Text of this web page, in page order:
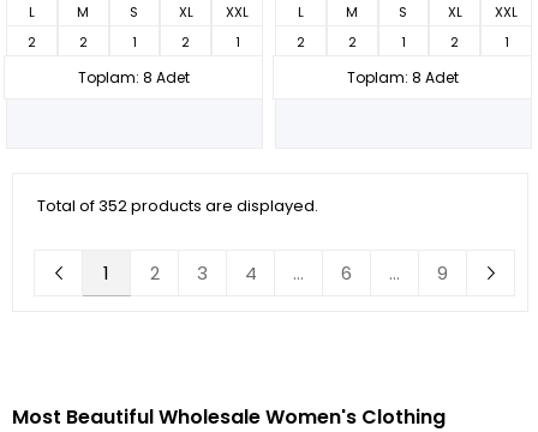
L M S XL
XXL
2
2 1 2 1
Toplam: 8 Adet
L M S XL
XXL
2
2 1 2 1
Toplam: 8 Adet
Total of 352 products are displayed.
1 2 3 4 ... 6 ... 9
Most Beautiful Wholesale Women's Clothing